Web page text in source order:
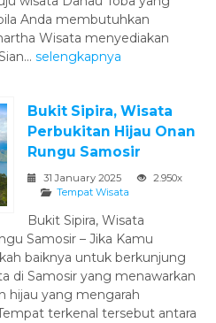
Anda membutuhkan
Wisata menyediakan
selengkapnya
Bukit Sipira, Wisata
Perbukitan Hijau Onan
Rungu Samosir
31 January 2025
2.950x
Tempat Wisata
Bukit Sipira, Wisata
Samosir – Jika Kamu
baiknya untuk berkunjung
di Samosir yang menawarkan
hijau yang mengarah
terkenal tersebut antara